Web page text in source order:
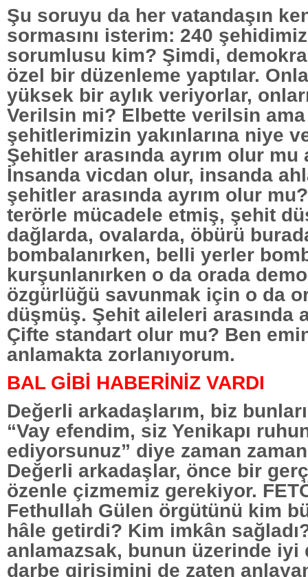
Şu soruyu da her vatandaşın
sormasını isterim: 240
sorumlusu kim? Şimdi,
özel bir düzenleme yaptılar.
yüksek bir aylık veriyorlar,
Verilsin mi? Elbette verilsin
şehitlerimizin yakınlarına niye
Şehitler arasında ayrım olur
İnsanda vicdan olur, insanda
şehitler arasında ayrım olur
terörle mücadele etmiş, şehit
dağlarda, ovalarda, öbürü
bombalanırken, belli yerler
kurşunlanırken o da orada
özgürlüğü savunmak için o da
düşmüş. Şehit aileleri arasında
Çifte standart olur mu? Ben
anlamakta zorlanıyorum.
BAL GİBİ HABERİNİZ VARDI
Değerli arkadaşlarım, biz
“Vay efendim, siz Yenikapı
ediyorsunuz” diye zaman
Değerli arkadaşlar, önce bir
özenle çizmemiz gerekiyor.
Fethullah Gülen örgütünü kim
hâle getirdi? Kim imkân
anlamazsak, bunun üzerinde iyi
darbe girişimini de zaten